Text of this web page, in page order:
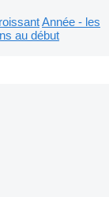
Année - les
au début